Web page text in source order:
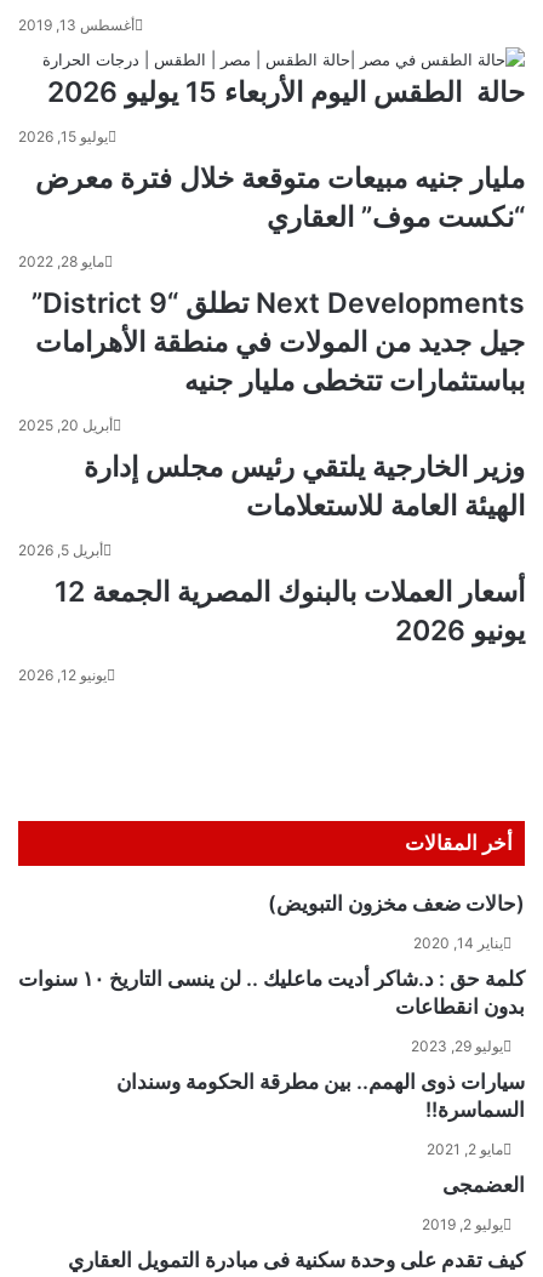
أغسطس 13, 2019
حالة الطقس اليوم الأربعاء 15 يوليو 2026
يوليو 15, 2026
مليار جنيه مبيعات متوقعة خلال فترة معرض
“نكست موف” العقاري
مايو 28, 2022
Next Developments تطلق “District 9”
جيل جديد من المولات في منطقة الأهرامات
بباستثمارات تتخطى مليار جنيه
أبريل 20, 2025
وزير الخارجية يلتقي رئيس مجلس إدارة
الهيئة العامة للاستعلامات
أبريل 5, 2026
أسعار العملات بالبنوك المصرية الجمعة 12
يونيو 2026
يونيو 12, 2026
أخر المقالات
(حالات ضعف مخزون التبويض)
يناير 14, 2020
كلمة حق : د.شاكر أديت ماعليك .. لن ينسى التاريخ ١٠ سنوات
بدون انقطاعات
يوليو 29, 2023
سيارات ذوى الهمم.. بين مطرقة الحكومة وسندان
السماسرة!!
مايو 2, 2021
العضمجى
يوليو 2, 2019
كيف تقدم على وحدة سكنية فى مبادرة التمويل العقاري